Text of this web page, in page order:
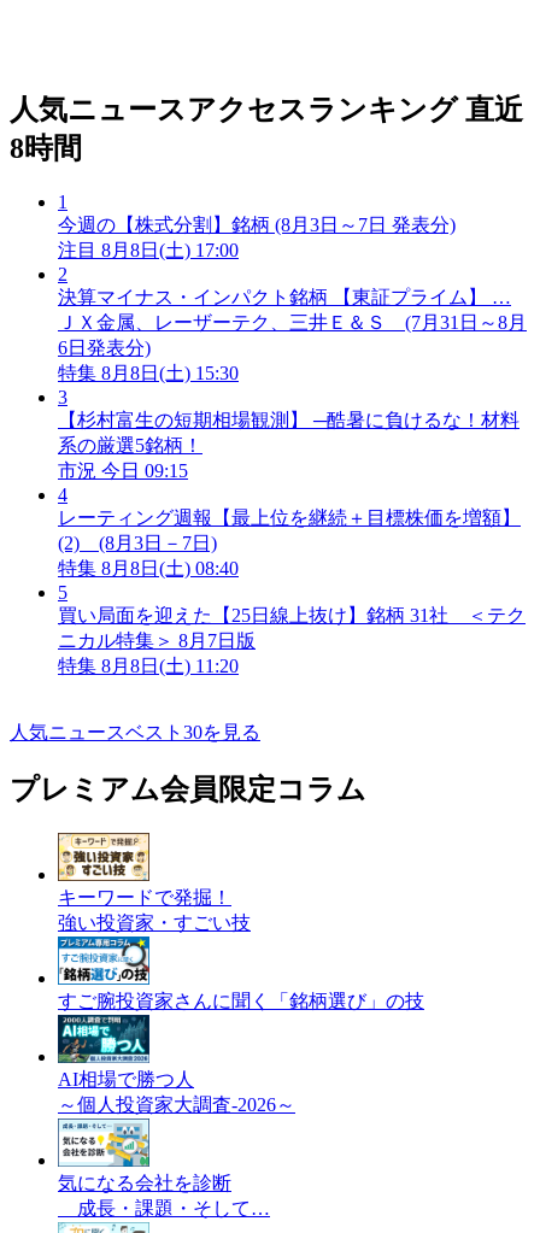
人気ニュースアクセスランキング 直近
8時間
1
今週の【株式分割】銘柄 (8月3日～7日 発表分)
注目 8月8日(土) 17:00
2
決算マイナス・インパクト銘柄 【東証プライム】 …
ＪＸ金属、レーザーテク、三井Ｅ＆Ｓ (7月31日～8月
6日発表分)
特集 8月8日(土) 15:30
3
【杉村富生の短期相場観測】 ─酷暑に負けるな！材料
系の厳選5銘柄！
市況 今日 09:15
4
レーティング週報【最上位を継続＋目標株価を増額】
(2) (8月3日－7日)
特集 8月8日(土) 08:40
5
買い局面を迎えた【25日線上抜け】銘柄 31社 ＜テク
ニカル特集＞ 8月7日版
特集 8月8日(土) 11:20
人気ニュースベスト30を見る
プレミアム会員限定コラム
キーワードで発掘！
強い投資家・すごい技
すご腕投資家さんに聞く「銘柄選び」の技
AI相場で勝つ人
～個人投資家大調査-2026～
気になる会社を診断
成長・課題・そして…